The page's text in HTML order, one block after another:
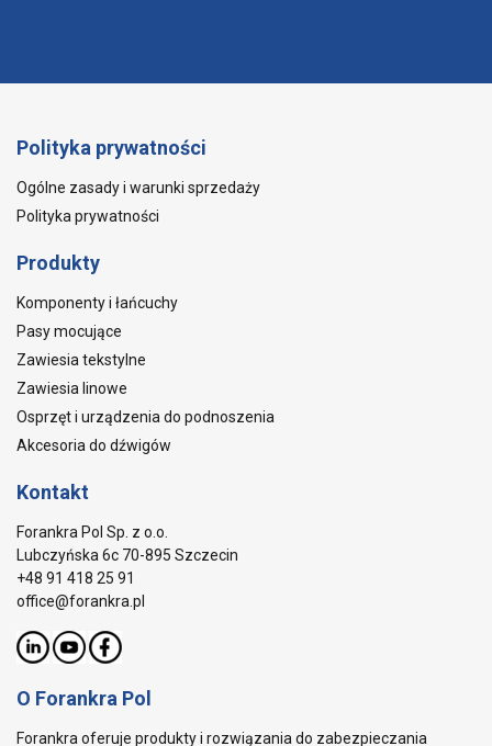
Polityka prywatności
Ogólne zasady i warunki sprzedaży
Polityka prywatności
Produkty
Komponenty i łańcuchy
Pasy mocujące
Zawiesia tekstylne
Zawiesia linowe
Osprzęt i urządzenia do podnoszenia
Akcesoria do dźwigów
Kontakt
Forankra Pol Sp. z o.o.
Lubczyńska 6c 70-895 Szczecin
+48 91 418 25 91
office@forankra.pl
O Forankra Pol
Forankra oferuje produkty i rozwiązania do zabezpieczania